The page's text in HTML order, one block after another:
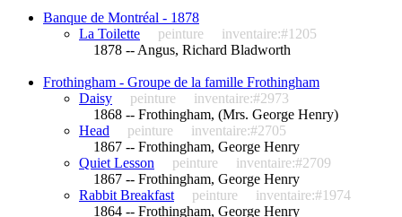
Banque de Montréal - 1878
La Toilette
peinture
inventaire:#1205
1878 -- Angus, Richard Bladworth
Frothingham - Groupe de la famille Frothingham
Daisy
peinture
inventaire:#2973
1868 -- Frothingham, (Mrs. George Henry)
Head
peinture
inventaire:#2705
1867 -- Frothingham, George Henry
Quiet Lesson
peinture
inventaire:#2709
1867 -- Frothingham, George Henry
Rabbit Breakfast
peinture
inventaire:#1974
1864 -- Frothingham, George Henry